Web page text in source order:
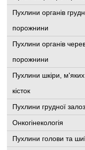
Пухлини органів
порожнини
Пухлини органів
порожнини
Пухлини шкіри, м'яких
кісток
Пухлини грудної
Онкогінекологія
Пухлини голови та